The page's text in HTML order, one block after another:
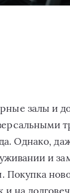
залы и
Однако,
и
Покупка
на